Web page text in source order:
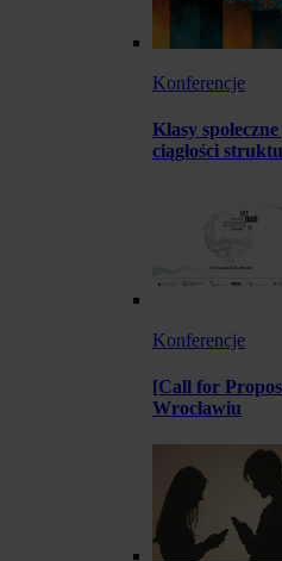
Konferencje
Klasy
ciągłości
Konferencje
[Call for
Wrocławiu